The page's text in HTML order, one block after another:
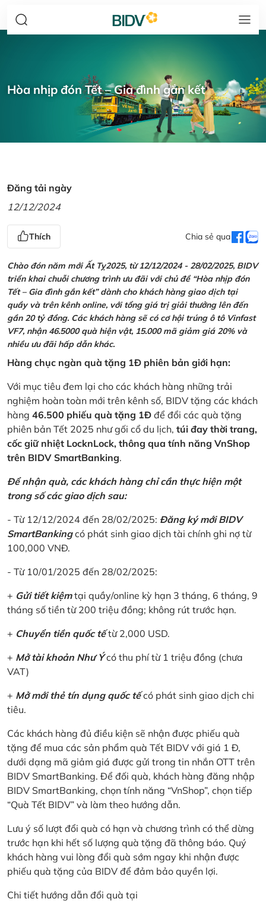
Hòa nhịp đón Tết – Gia đình gắn kết
Đăng tải ngày
12/12/2024
Thích Chia sẻ qua
Chào đón năm mới Ất Tỵ2025, từ 12/12/2024 - 28/02/2025, BIDV
triển khai chuỗi chương trình ưu đãi với chủ đề “Hòa nhịp đón
Tết – Gia đình gắn kết” dành cho khách hàng giao dịch tại
quầy và trên kênh online, với tổng giá trị giải thưởng lên đến
gần 20 tỷ đồng. Các khách hàng sẽ có cơ hội trúng ô tô Vinfast
VF7, nhận 46.5000 quà hiện vật, 15.000 mã giảm giá 20% và
nhiều ưu đãi hấp dẫn khác.
Hàng chục ngàn quà tặng 1Đ phiên bản giới hạn:
Với mục tiêu đem lại cho các khách hàng những trải
nghiệm hoàn toàn mới trên kênh số, BIDV tặng các khách
hàng 46.500 phiếu quà tặng 1Đ để đổi các quà tặng
phiên bản Tết 2025 như gối cổ du lịch, túi đay thời trang,
cốc giữ nhiệt LocknLock, thông qua tính năng VnShop
trên BIDV SmartBanking.
Để nhận quà, các khách hàng chỉ cần thực hiện một
trong số các giao dịch sau:
- Từ 12/12/2024 đến 28/02/2025: Đăng ký mới BIDV
SmartBankingcó phát sinh giao dịch tài chính ghi nợ từ
100,000 VNĐ.
- Từ 10/01/2025 đến 28/02/2025:
+ Gửi tiết kiệmtại quầy/online kỳ hạn 3 tháng, 6 tháng, 9
tháng số tiền từ 200 triệu đồng; không rút trước hạn.
+ Chuyển tiền quốc tếtừ 2,000 USD.
+ Mở tài khoản Như Ýcó thu phí từ 1 triệu đồng (chưa
VAT)
+ Mở mới thẻ tín dụng quốc tếcó phát sinh giao dịch chi
tiêu.
Các khách hàng đủ điều kiện sẽ nhận được phiếu quà
tặng để mua các sản phẩm quà Tết BIDV với giá 1 Đ,
dưới dạng mã giảm giá được gửi trong tin nhắn OTT trên
BIDV SmartBanking. Để đối quà, khách hàng đăng nhập
BIDV SmartBanking, chọn tính năng “VnShop”, chọn tiếp
“Quà Tết BIDV” và làm theo hướng dẫn.
Lưu ý số lượt đổi quà có hạn và chương trình có thể dừng
trước hạn khi hết số lượng quà tặng đã thông báo. Quý
khách hàng vui lòng đổi quà sớm ngay khi nhận được
phiếu quà tặng của BIDV để đảm bảo quyền lợi.
Chi tiết hướng dẫn đổi quà tại